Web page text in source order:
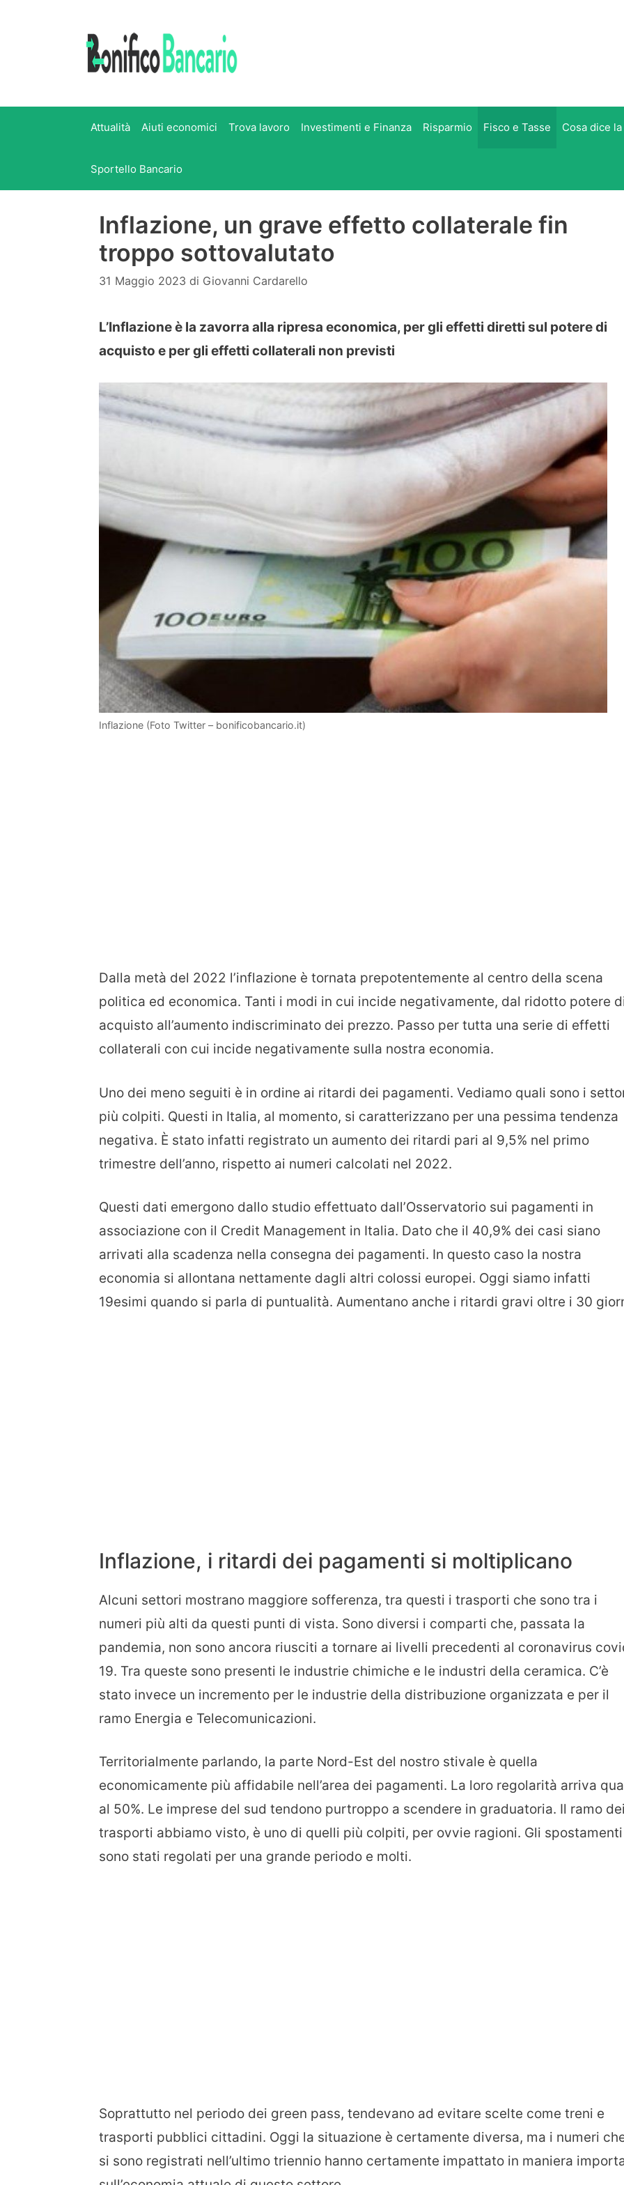
Attualità Aiuti economici Trova lavoro Investimenti e Finanza Risparmio Fisco e Tasse Cosa dice
Sportello Bancario
Inflazione, un grave effetto collaterale fin
troppo sottovalutato
31 Maggio 2023 di Giovanni Cardarello
L’Inflazione è la zavorra alla ripresa economica, per gli effetti diretti sul potere di
acquisto e per gli effetti collaterali non previsti
Inflazione (Foto Twitter – bonificobancario.it)
Dalla metà del 2022 l’inflazione è tornata prepotentemente al centro della scena
politica ed economica. Tanti i modi in cui incide negativamente, dal ridotto potere
acquisto all’aumento indiscriminato dei prezzo. Passo per tutta una serie di effetti
collaterali con cui incide negativamente sulla nostra economia.
Uno dei meno seguiti è in ordine ai ritardi dei pagamenti. Vediamo quali sono i
più colpiti. Questi in Italia, al momento, si caratterizzano per una pessima tendenza
negativa. È stato infatti registrato un aumento dei ritardi pari al 9,5% nel primo
trimestre dell’anno, rispetto ai numeri calcolati nel 2022.
Questi dati emergono dallo studio effettuato dall’Osservatorio sui pagamenti in
associazione con il Credit Management in Italia. Dato che il 40,9% dei casi siano
arrivati alla scadenza nella consegna dei pagamenti. In questo caso la nostra
economia si allontana nettamente dagli altri colossi europei. Oggi siamo infatti
19esimi quando si parla di puntualità. Aumentano anche i ritardi gravi oltre i 30
Inflazione, i ritardi dei pagamenti si moltiplicano
Alcuni settori mostrano maggiore sofferenza, tra questi i trasporti che sono tra i
numeri più alti da questi punti di vista. Sono diversi i comparti che, passata la
pandemia, non sono ancora riusciti a tornare ai livelli precedenti al coronavirus
19. Tra queste sono presenti le industrie chimiche e le industri della ceramica. C’è
stato invece un incremento per le industrie della distribuzione organizzata e per il
ramo Energia e Telecomunicazioni.
Territorialmente parlando, la parte Nord-Est del nostro stivale è quella
economicamente più affidabile nell’area dei pagamenti. La loro regolarità arriva
al 50%. Le imprese del sud tendono purtroppo a scendere in graduatoria. Il ramo
trasporti abbiamo visto, è uno di quelli più colpiti, per ovvie ragioni. Gli spostamenti
sono stati regolati per una grande periodo e molti.
Soprattutto nel periodo dei green pass, tendevano ad evitare scelte come treni e
trasporti pubblici cittadini. Oggi la situazione è certamente diversa, ma i numeri
si sono registrati nell’ultimo triennio hanno certamente impattato in maniera